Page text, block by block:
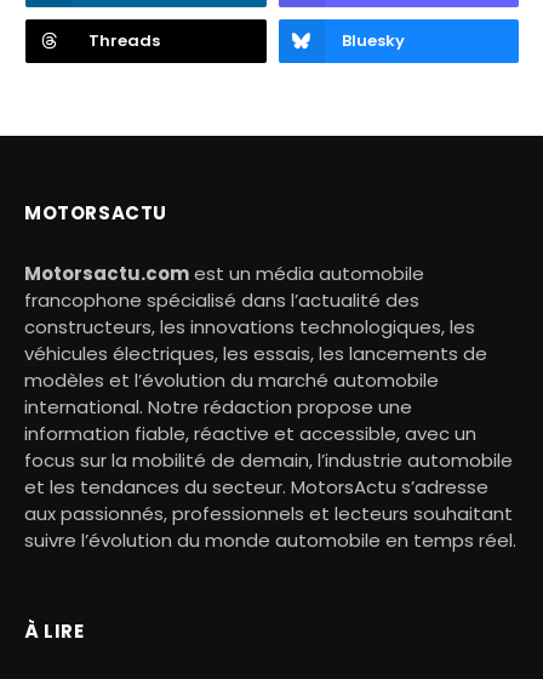
Threads Bluesky
MOTORSACTU
Motorsactu.comest un média automobile
francophone spécialisé dans l’actualité des
constructeurs, les innovations technologiques, les
véhicules électriques, les essais, les lancements de
modèles et l’évolution du marché automobile
international. Notre rédaction propose une
information fiable, réactive et accessible, avec un
focus sur la mobilité de demain, l’industrie automobile
et les tendances du secteur. MotorsActu s’adresse
aux passionnés, professionnels et lecteurs souhaitant
suivre l’évolution du monde automobile en temps réel.
À LIRE